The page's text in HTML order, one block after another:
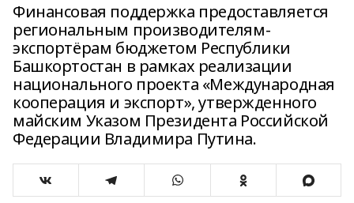
Финансовая поддержка предоставляется
региональным производителям-
экспортёрам бюджетом Республики
Башкортостан в рамках реализации
национального проекта «Международная
кооперация и экспорт», утвержденного
майским Указом Президента Российской
Федерации Владимира Путина.